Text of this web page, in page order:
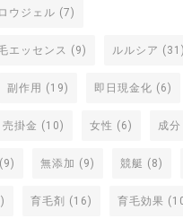
ウジェル (7)
エッセンス (9) ルルシア (31)
副作用 (19) 即日現金化 (6)
売掛金 (10) 女性 (6) 成分
(9) 無添加 (9) 競艇 (8)
育毛剤 (16) 育毛効果